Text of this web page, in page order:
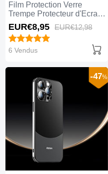
Film Protection Verre
Trempe Protecteur d'Ecran
pour Apple iPhone 15 Pro
Max Clair
EUR€8,95 EUR€12,98
6 Vendus
-47%